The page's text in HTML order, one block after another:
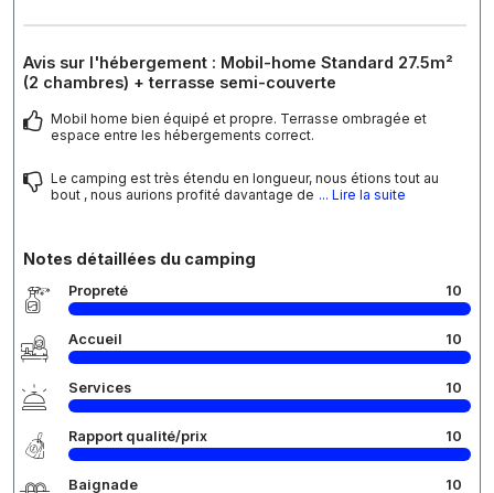
Avis sur l'hébergement : Mobil-home Standard 27.5m²
(2 chambres) + terrasse semi-couverte
Mobil home bien équipé et propre. Terrasse ombragée et
espace entre les hébergements correct.
Le camping est très étendu en longueur, nous étions tout au
bout , nous aurions profité davantage de ... Lire la suite
Notes détaillées du camping
Propreté 10
Accueil 10
Services 10
Rapport qualité/prix 10
Baignade 10